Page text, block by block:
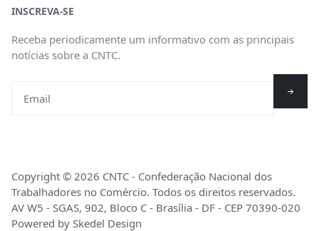
INSCREVA-SE
Receba periodicamente um informativo com as principais
notícias sobre a CNTC.
Copyright © 2026 CNTC - Confederação Nacional dos
Trabalhadores no Comércio. Todos os direitos reservados.
AV W5 - SGAS, 902, Bloco C - Brasília - DF - CEP 70390-020
Powered by Skedel Design